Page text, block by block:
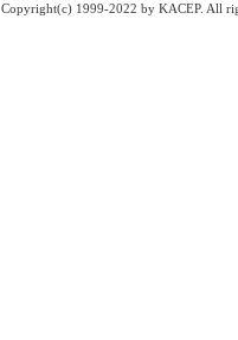
Copyright(c) 1999-2022 by KACEP. All